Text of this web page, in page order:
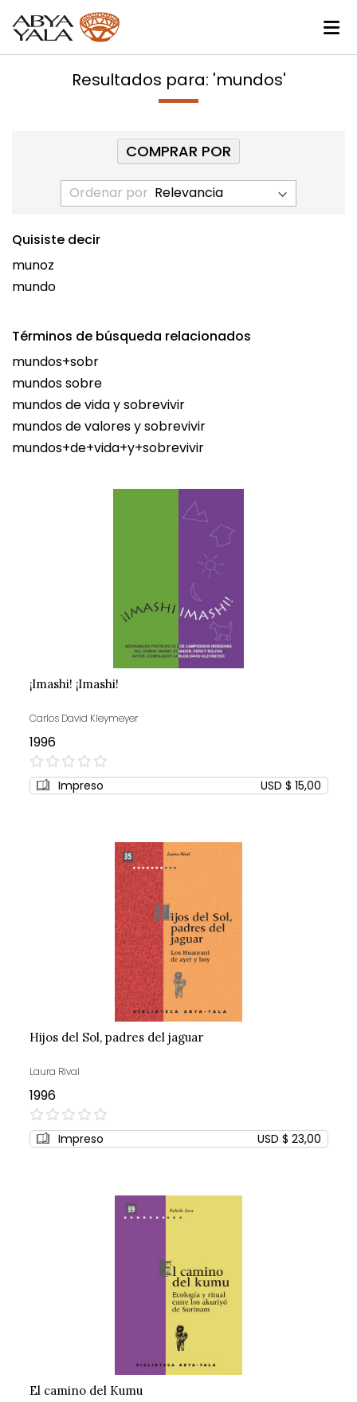
Resultados para: 'mundos'
Ordenar por
Quisiste decir
munoz
mundo
Términos de búsqueda relacionados
mundos+sobr
mundos sobre
mundos de vida y sobrevivir
mundos de valores y sobrevivir
mundos+de+vida+y+sobrevivir
¡Imashi! ¡Imashi!
Carlos David Kleymeyer
1996
0%
Impreso USD $ 15,00
Hijos del Sol, padres del jaguar
Laura Rival
1996
0%
Impreso USD $ 23,00
El camino del Kumu
COMPRAR POR